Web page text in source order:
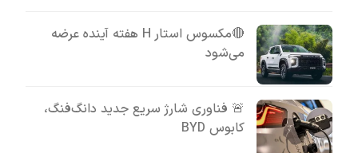
🔴مکسوس استار H هفته آینده عرضه
می‌شود
🚨 فناوری شارژ سریع جدید دانگ‌فنگ،
کابوس BYD